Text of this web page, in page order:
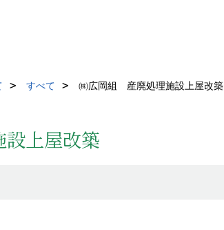
すべて ㈱広岡組 産廃処理施設上屋改築
上屋改築